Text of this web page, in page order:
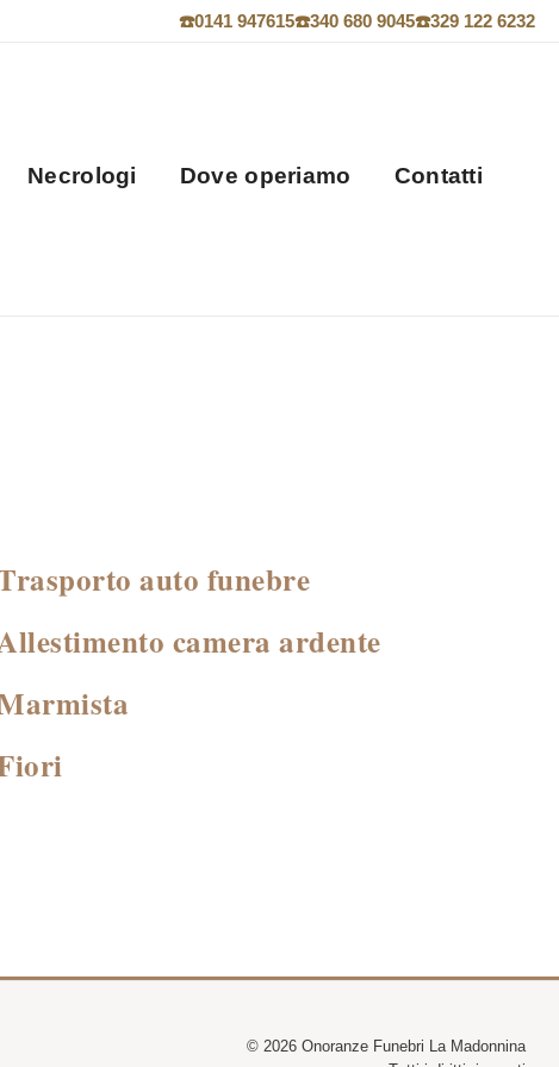
☎️0141 947615☎️340 680 9045☎️329 122 6232
Necrologi Dove operiamo Contatti
auto funebre
camera ardente
© 2026 Onoranze Funebri La Madonnina